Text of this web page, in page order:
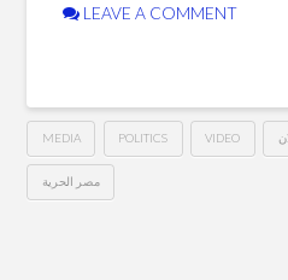
LEAVE A COMMENT
MEDIA POLITICS VIDEO
مصر الحرية